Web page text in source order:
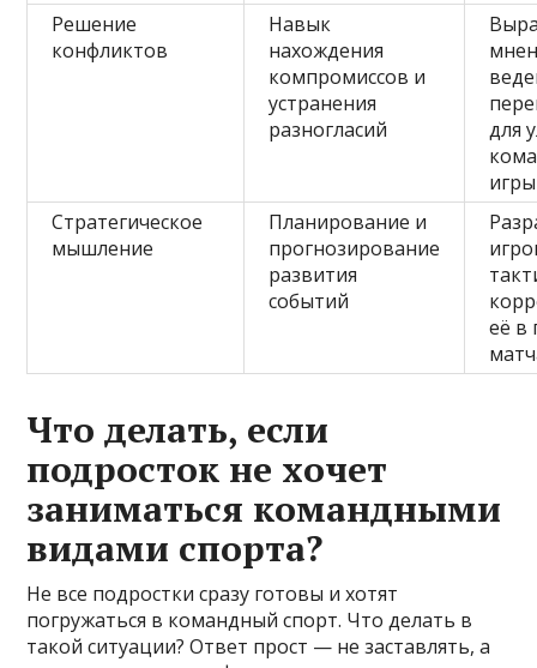
Решение
конфликтов
Навык
нахождения
компромиссов и
устранения
разногласий
для
игры
Стратегическое
мышление
Планирование и
прогнозирование
развития
событий
её в
Что делать, если
подросток не хочет
заниматься командными
видами спорта?
Не все подростки сразу готовы и хотят
погружаться в командный спорт. Что делать в
такой ситуации? Ответ прост — не заставлять, а